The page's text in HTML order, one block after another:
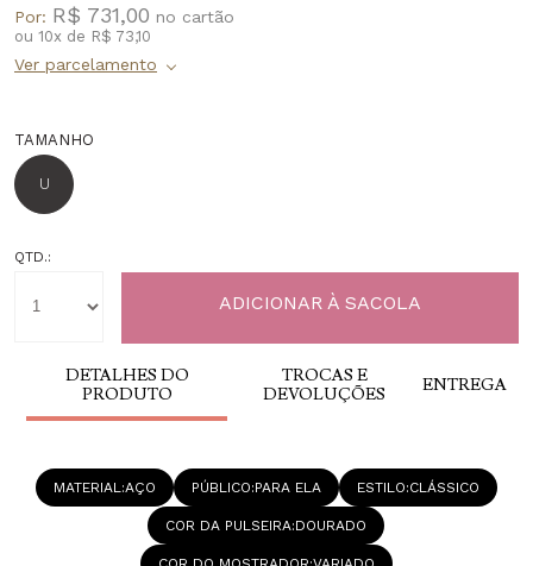
Por: R$ 731,00
ou 10x de R$ 73,10
TAMANHO
U
QTD.:
DETALHES DO
PRODUTO
TROCAS E
DEVOLUÇÕES
ENTREGA
MATERIAL AÇO PÚBLICO PARA ELA ESTILO CLÁSSICO
COR DA PULSEIRA DOURADO